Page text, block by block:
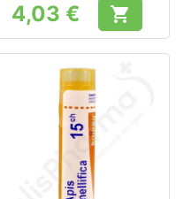
Prix
4,03 € 